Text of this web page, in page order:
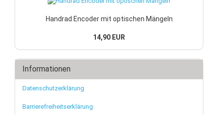
Handrad Encoder mit optischen Mängeln
14,90 EUR
Informationen
Datenschutzerklärung
Barrierefreiheitserklärung